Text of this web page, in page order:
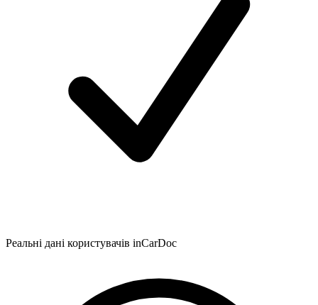
Реальні дані користувачів inCarDoc